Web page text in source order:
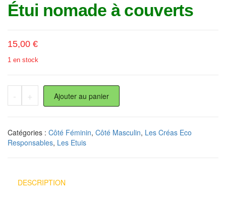
Étui nomade à couverts
15,00 €
1 en stock
- quantité de Étui nomade à couverts
+ Ajouter au panier
Catégories : Côté Féminin, Côté Masculin, Les Créas Eco
Responsables, Les Etuis
DESCRIPTION